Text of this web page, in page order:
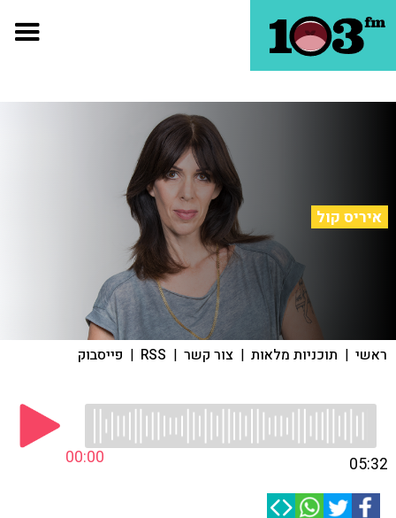
איריס קול
ראשי | תוכניות מלאות | צור קשר |
RSS
| פייסבוק
00:00 05:32